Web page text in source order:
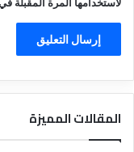
المقالات المميزة